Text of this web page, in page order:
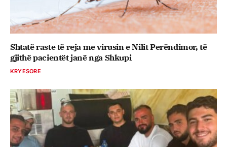
Shtatë raste të reja me virusin e Nilit Perëndimor, të
gjithë pacientët janë nga Shkupi
KRYESORE